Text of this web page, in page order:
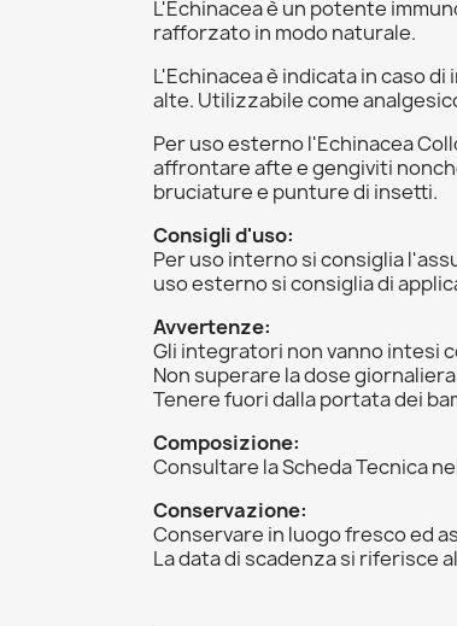
L'Echinacea è un potente
rafforzato in modo naturale.
L'Echinacea è indicata in caso
alte. Utilizzabile come
Per uso esterno l'Echinacea
affrontare afte e gengiviti
bruciature e punture di insetti.
Consigli d'uso:
Per uso interno si consiglia
uso esterno si consiglia di
Avvertenze:
Gli integratori non vanno intesi
Non superare la dose
Tenere fuori dalla portata dei
Composizione:
Consultare la Scheda Tecnica
Conservazione:
Conservare in luogo fresco ed
La data di scadenza si riferisce